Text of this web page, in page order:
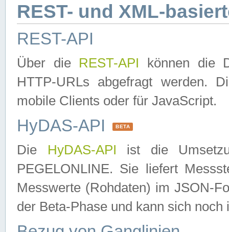
REST- und XML-
REST-API
Über die REST-API können die
HTTP-URLs abgefragt werden.
mobile Clients oder für JavaScript.
HyDAS-API BETA
Die HyDAS-API ist die
PEGELONLINE. Sie liefert
Messwerte (Rohdaten) im JSON-
der Beta-Phase und kann sich noch